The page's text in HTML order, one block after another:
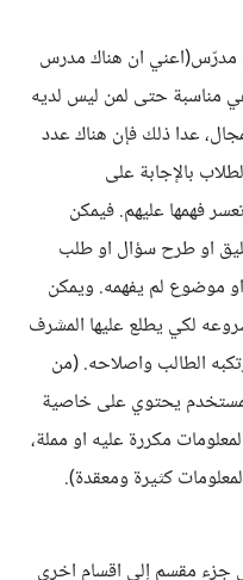
مدرّس(اعني ان هناك مدرس
مناسبة حتى لمن ليس لديه
عدا ذلك فإن هناك عدد
بالإجابة على
فهمها عليهم. فيمكن
او طرح سؤال او طلب
موضوع لم يفهمه. ويمكن
لكي يطلع عليها المشرف
الطالب واصلاحه. (من
يحتوي على خاصية
مكررة عليه او مملة،
كثيرة ومعقدة).
جزء مقسم إلى اقسام اخرى